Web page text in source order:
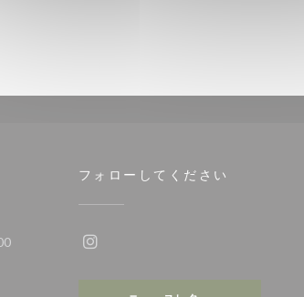
きます))
フォローしてください